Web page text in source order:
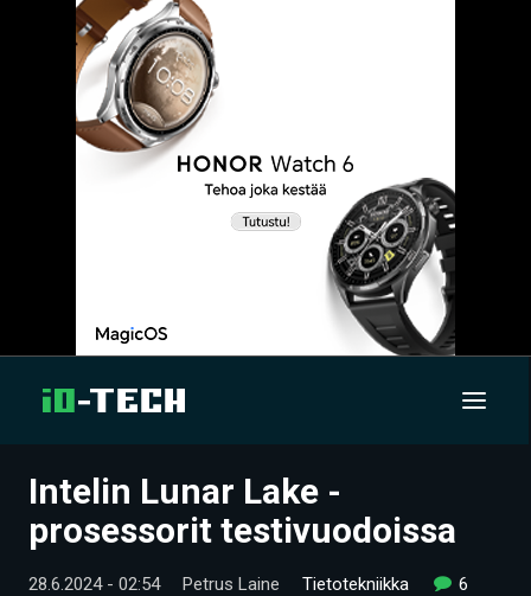
UUTISET
Intelin Lunar Lake -
prosessorit testivuodoissa
28.6.2024 - 02:54 Petrus Laine Tietotekniikka 6